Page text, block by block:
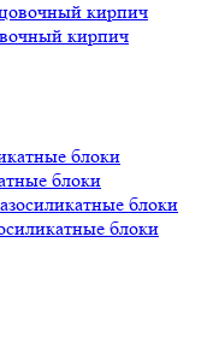
кирпич
блоки
блоки